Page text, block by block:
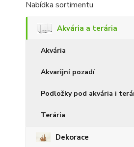
Nabídka sortimentu
Akvária a terária
Akvária
Akvarijní pozadí
Podložky pod akvária i
Terária
Dekorace